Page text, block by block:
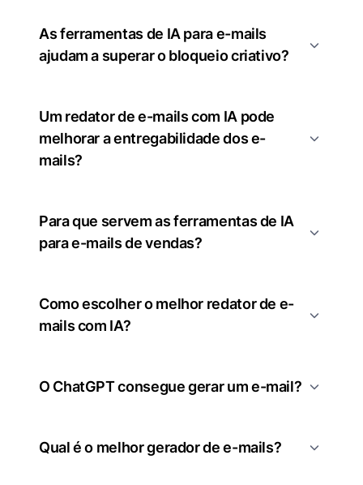
As ferramentas de IA para e-mails
ajudam a superar o bloqueio criativo?
Um redator de e-mails com IA pode
melhorar a entregabilidade dos e-
mails?
Para que servem as ferramentas de IA
para e-mails de vendas?
Como escolher o melhor redator de e-
mails com IA?
O ChatGPT consegue gerar um e-mail?
Qual é o melhor gerador de e-mails?